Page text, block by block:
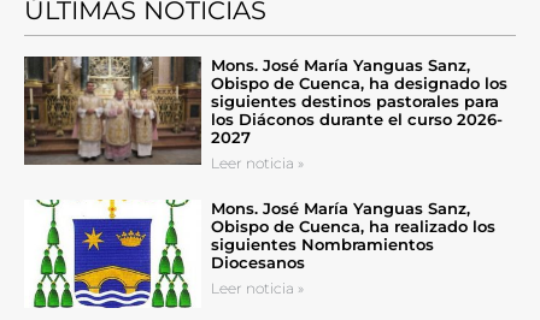
ÚLTIMAS NOTICIAS
Mons. José María Yanguas Sanz,
Obispo de Cuenca, ha designado los
siguientes destinos pastorales para
los Diáconos durante el curso 2026-
2027
Leer noticia »
Mons. José María Yanguas Sanz,
Obispo de Cuenca, ha realizado los
siguientes Nombramientos
Diocesanos
Leer noticia »